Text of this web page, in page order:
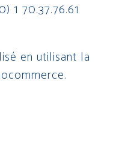
1 70.37.76.61
en utilisant la